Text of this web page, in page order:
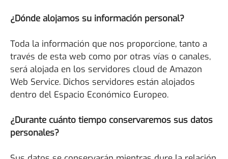
¿Dónde alojamos su información personal?
Toda la información que nos proporcione, tanto a
través de esta web como por otras vías o canales,
será alojada en los servidores cloud de Amazon
Web Service. Dichos servidores están alojados
dentro del Espacio Económico Europeo.
¿Durante cuánto tiempo conservaremos sus datos
personales?